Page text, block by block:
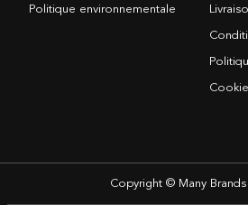
Politique environnementale
Copyright © Many Brands